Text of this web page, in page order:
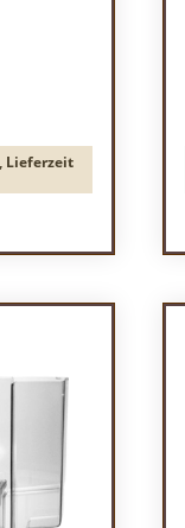
Lieferzeit